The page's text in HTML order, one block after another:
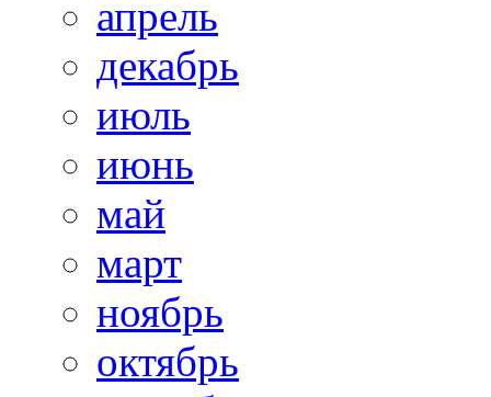
апрель
декабрь
июль
июнь
май
март
ноябрь
октябрь